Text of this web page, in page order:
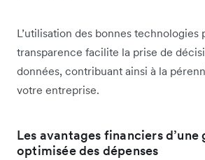
L’utilisation des bonnes technologies
transparence facilite la prise de
données, contribuant ainsi à la
votre entreprise.
Les avantages financiers d’une
optimisée des dépenses